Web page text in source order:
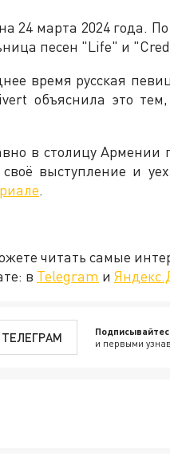
24 марта 2024 года.
песен "Life" и
время русская
объяснила это
в столицу Армении
выступление и
.
читать самые
в Telegram и
ТЕЛЕГРАМ и первыми